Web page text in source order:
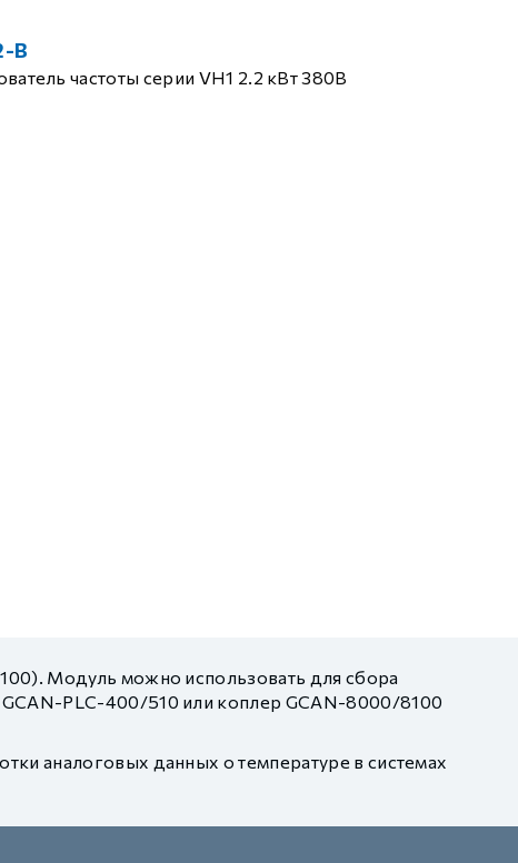
B
частоты серии VH1 2.2 кВт 380В
Модуль можно использовать для сбора
PLC-400/510 или коплер GCAN-8000/8100
аналоговых данных о температуре в системах